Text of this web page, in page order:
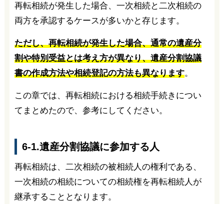
再転相続が発生した場合、一次相続と二次相続の
両方を承認するケースが多いかと存じます。
ただし、再転相続が発生した場合、通常の遺産分
割や特別受益とは考え方が異なり、遺産分割協議
書の作成方法や相続登記の方法も異なります。
この章では、再転相続における相続手続きについ
てまとめたので、参考にしてください。
6-1.遺産分割協議に参加する人
再転相続は、二次相続の被相続人の権利である、
一次相続の相続についての相続権を再転相続人が
継承することとなります。